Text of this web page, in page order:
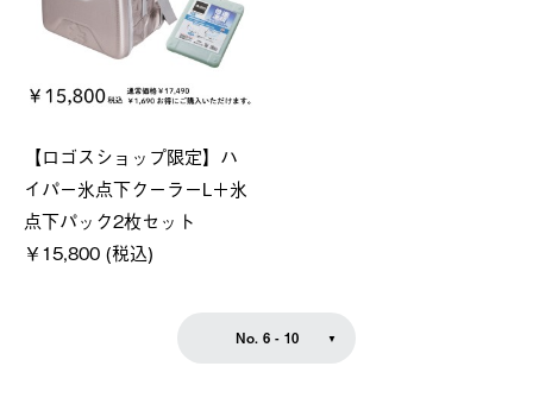
【ロゴスショップ限定】ハ
イパー氷点下クーラーL＋氷
点下パック2枚セット
￥15,800 (税込)
No. 6 - 10